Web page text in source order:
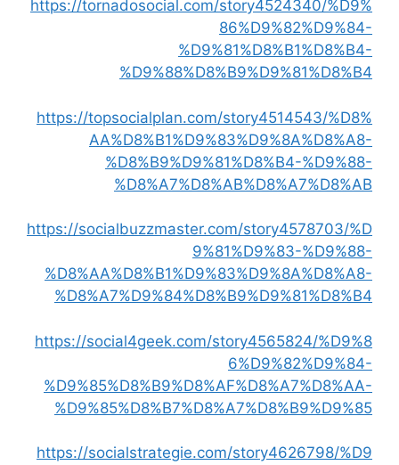
https://tornadosocial.com/story4524340/%D9%
86%D9%82%D9%84-
%D9%81%D8%B1%D8%B4-
%D9%88%D8%B9%D9%81%D8%B4
https://topsocialplan.com/story4514543/%D8%
AA%D8%B1%D9%83%D9%8A%D8%A8-
%D8%B9%D9%81%D8%B4-%D9%88-
%D8%A7%D8%AB%D8%A7%D8%AB
https://socialbuzzmaster.com/story4578703/%D
9%81%D9%83-%D9%88-
%D8%AA%D8%B1%D9%83%D9%8A%D8%A8-
%D8%A7%D9%84%D8%B9%D9%81%D8%B4
https://social4geek.com/story4565824/%D9%8
6%D9%82%D9%84-
%D9%85%D8%B9%D8%AF%D8%A7%D8%AA-
%D9%85%D8%B7%D8%A7%D8%B9%D9%85
https://socialstrategie.com/story4626798/%D9